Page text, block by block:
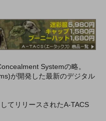
Systemの略。
が開発した最新のデジタル
てリリースされたA-TACS